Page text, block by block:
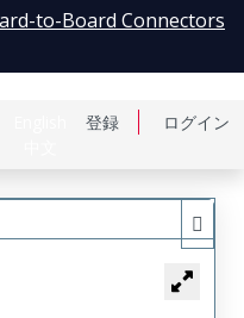
登録 ログイン
to-Board Connectors